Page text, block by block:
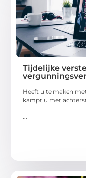
Tijdelijke
Heeft u te maken
kampt u met